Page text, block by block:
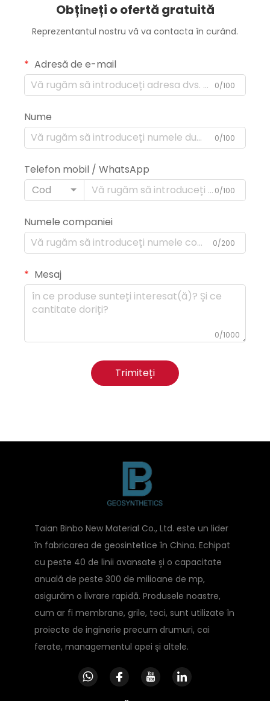
Obțineți o ofertă gratuită
Reprezentantul nostru vă va contacta în curând.
Adresă de e-mail
0/100
Nume
0/100
Telefon mobil / WhatsApp
Cod
0/100
Numele companiei
0/200
Mesaj
0/1000
Trimiteți
Taian Binbo New Material Co., Ltd. este un lider
în fabricarea de geosintetice în China. Echipat
cu peste 40 de linii avansate și o capacitate
anuală de peste 300 de milioane de mp,
asigurăm o livrare rapidă. Produsele noastre,
cum ar fi membrane, grile, teci, sunt utilizate în
proiecte de inginerie precum drumuri, cai
ferate, managementul apei și altele.